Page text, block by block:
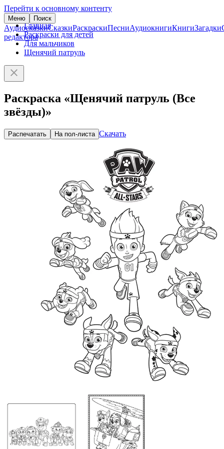
Перейти к основному контенту
Меню Поиск
АудиосказкиСказкиРаскраскиПесниАудиокнигиКнигиЗагадки
редактора
Главная
Раскраски для детей
Для мальчиков
Щенячий патруль
Раскраска «Щенячий патруль (Все
звёзды)»
Распечатать На пол-листа Скачать